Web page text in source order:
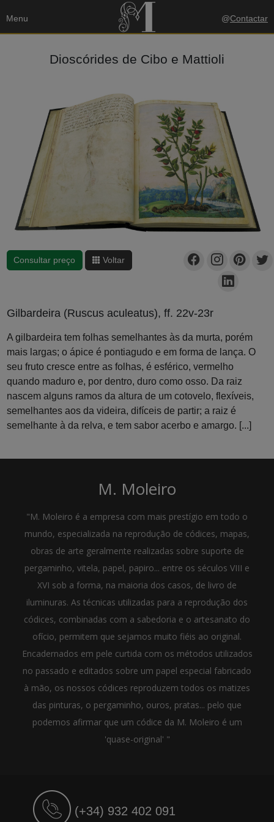
Menu @Contactar
Dioscórides de Cibo e Mattioli
Consultar preço Voltar
Gilbardeira (Ruscus aculeatus), ff. 22v-23r
A gilbardeira tem folhas semelhantes às da murta, porém
mais largas; o ápice é pontiagudo e em forma de lança. O
seu fruto cresce entre as folhas, é esférico, vermelho
quando maduro e, por dentro, duro como osso. Da raiz
nascem alguns ramos da altura de um cotovelo, flexíveis,
semelhantes aos da videira, difíceis de partir; a raiz é
semelhante à da relva, e tem sabor acerbo e amargo. [...]
M. Moleiro
"M. Moleiro é a empresa com mais prestígio em todo o
mundo, especializada na reprodução de códices, mapas,
obras de arte geralmente realizadas sobre suporte de
pergaminho, vitela, papel, papiro... entre os séculos VIII e
XVI sob a forma, na maioria dos casos, de livro de
iluminuras. As técnicas utilizadas para a reprodução dos
códices, combinadas com a sabedoria e o artesanato do
ofício, permitem que sejamos muito fiéis ao original.
Encadernados em pele curtida com os métodos utilizados
no passado e editados sobre um papel especial fabricado
à mão, os nossos códices reproduzem todos os matizes
das pinturas, o pergaminho, ouros, pratas... pelo que
podemos afirmar que um códice da M. Moleiro é um
'quase-original' "
(+34) 932 402 091